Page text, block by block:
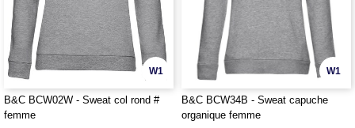
W1
B&C BCW02W - Sweat col rond #
femme
W1
B&C BCW34B - Sweat capuche
organique femme